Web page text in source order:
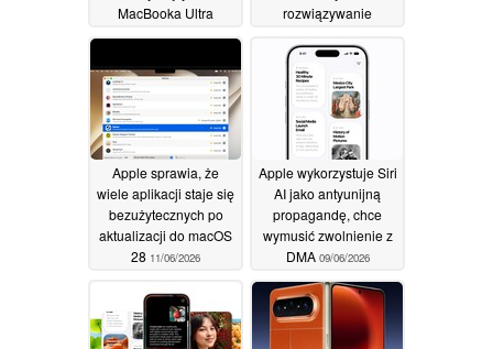
MacBooka Ultra
12/06/2026
rozwiązywanie
oprogramowaniem
11/06/2026
Apple sprawia, że
wiele aplikacji staje się
bezużytecznych po
aktualizacji do macOS
28 11/06/2026
Apple wykorzystuje Siri
AI jako antyunijną
propagandę, chce
wymusić zwolnienie z
DMA 09/06/2026